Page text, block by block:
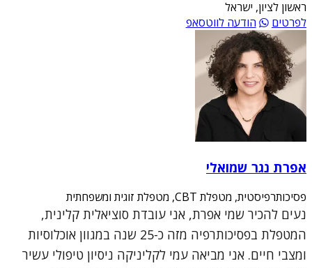
ראשון לציון, ישראל
לפרטים
הודעה לווטסאפ
אפרת נגר שמואלי
פסיכותרפיסטית, מטפלת CBT, מטפלת זוגית ומשפחתית
נעים להכיר שמי אפרת, אני עובדת סוציאלית קלינית,
המטפלת בפסיכותרפיה מזה כ-25 שנה במגוון אוכלוסיות
ומצבי חיים. אני מביאה עמי לקליניקה ניסיון טיפולי עשיר